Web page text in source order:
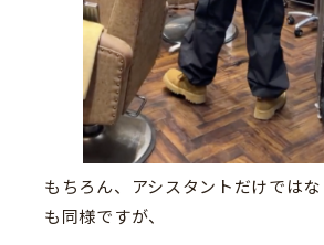
もちろん、アシスタントだけでは
も同様ですが、